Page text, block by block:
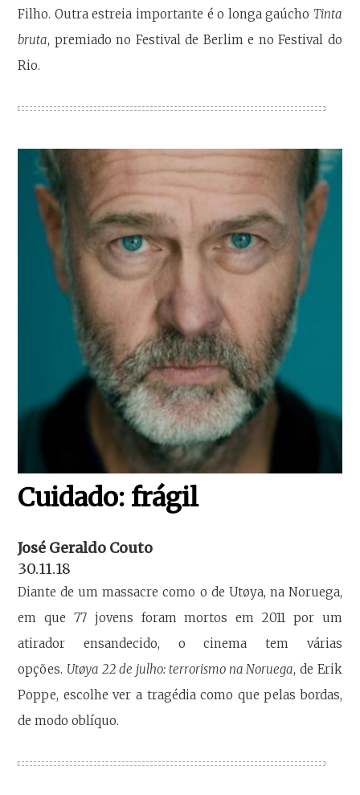
Filho. Outra estreia importante é o longa gaúcho Tinta
bruta, premiado no Festival de Berlim e no Festival do
Rio.
Cuidado: frágil
José Geraldo Couto
30.11.18
Diante de um massacre como o de Utøya, na Noruega,
em que 77 jovens foram mortos em 2011 por um
atirador ensandecido, o cinema tem várias
opções. Utøya 22 de julho: terrorismo na Noruega, de Erik
Poppe, escolhe ver a tragédia como que pelas bordas,
de modo oblíquo.